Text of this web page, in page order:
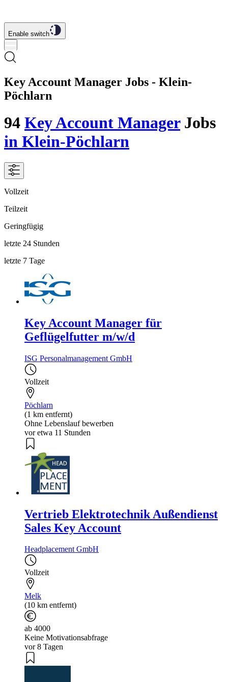
Enable switch
Key Account Manager Jobs - Klein-
Pöchlarn
94 Key Account ManagerJobs
in Klein-Pöchlarn
Vollzeit
Teilzeit
Geringfügig
letzte 24 Stunden
letzte 7 Tage
Key Account Manager für
Geflügelfutter m/w/d
ISG Personalmanagement GmbH
Vollzeit
Pöchlarn
(1 km entfernt)
Ohne Lebenslauf bewerben
vor etwa 11 Stunden
Vertrieb Elektrotechnik Außendienst
Sales Key Account
Headplacement GmbH
Vollzeit
Melk
(10 km entfernt)
ab 4000
Keine Motivationsabfrage
vor 8 Tagen